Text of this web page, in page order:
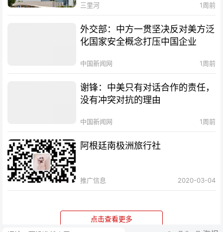
三里河 1周前
外交部：中方一贯坚决反对美方泛
化国家安全概念打压中国企业
中国新闻网 1周前
谢锋：中美只有对话合作的责任，
没有冲突对抗的理由
中国新闻网 1周前
阿根廷南极洲旅行社
推广信息 2020-03-04
点击查看更多